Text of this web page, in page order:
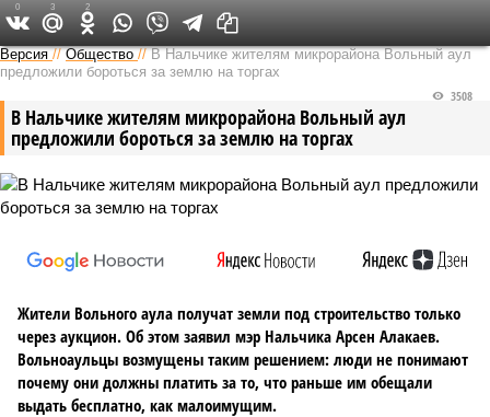
Версия на Кавказе
Версия //Общество //В Нальчике жителям микрорайона Вольный аул
предложили бороться за землю на торгах
В Нальчике жителям микрорайона Вольный аул
предложили бороться за землю на торгах
3508
Жители Вольного аула получат земли под строительство только
через аукцион. Об этом заявил мэр Нальчика Арсен Алакаев.
Вольноаульцы возмущены таким решением: люди не понимают
почему они должны платить за то, что раньше им обещали
выдать бесплатно, как малоимущим.
0 3 2